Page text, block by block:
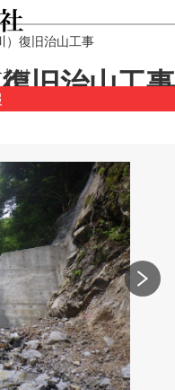
せ
）復旧治山工事
旧治山工事